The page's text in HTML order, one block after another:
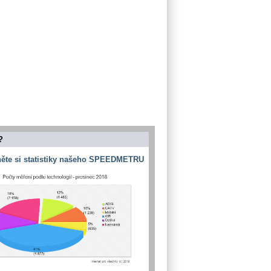
si statistiky našeho SPEEDMETRU